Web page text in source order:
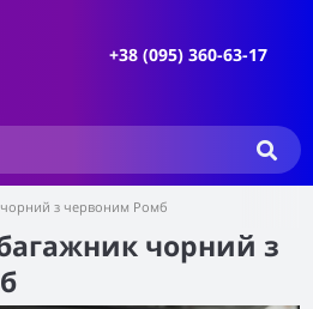
+38 (095) 360-63-17
з червоним Ромб
чорний з